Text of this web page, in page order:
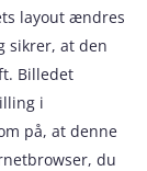
layout ændres
sikrer, at den
Billedet
i
på, at denne
du